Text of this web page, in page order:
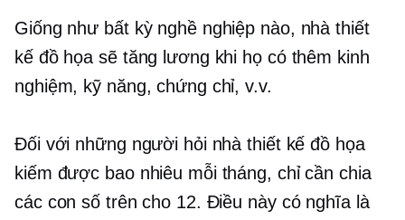
Giống như bất kỳ nghề nghiệp nào, nhà thiết
kế đồ họa sẽ tăng lương khi họ có thêm kinh
nghiệm, kỹ năng, chứng chỉ, v.v.
Đối với những người hỏi nhà thiết kế đồ họa
kiếm được bao nhiêu mỗi tháng, chỉ cần chia
các con số trên cho 12. Điều này có nghĩa là